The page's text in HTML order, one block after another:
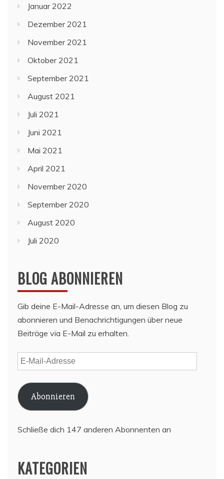
Januar 2022
Dezember 2021
November 2021
Oktober 2021
September 2021
August 2021
Juli 2021
Juni 2021
Mai 2021
April 2021
November 2020
September 2020
August 2020
Juli 2020
BLOG ABONNIEREN
Gib deine E-Mail-Adresse an, um diesen Blog zu
abonnieren und Benachrichtigungen über neue
Beiträge via E-Mail zu erhalten.
E-
Mail-
Adresse
Abonnieren
Schließe dich 147 anderen Abonnenten an
KATEGORIEN